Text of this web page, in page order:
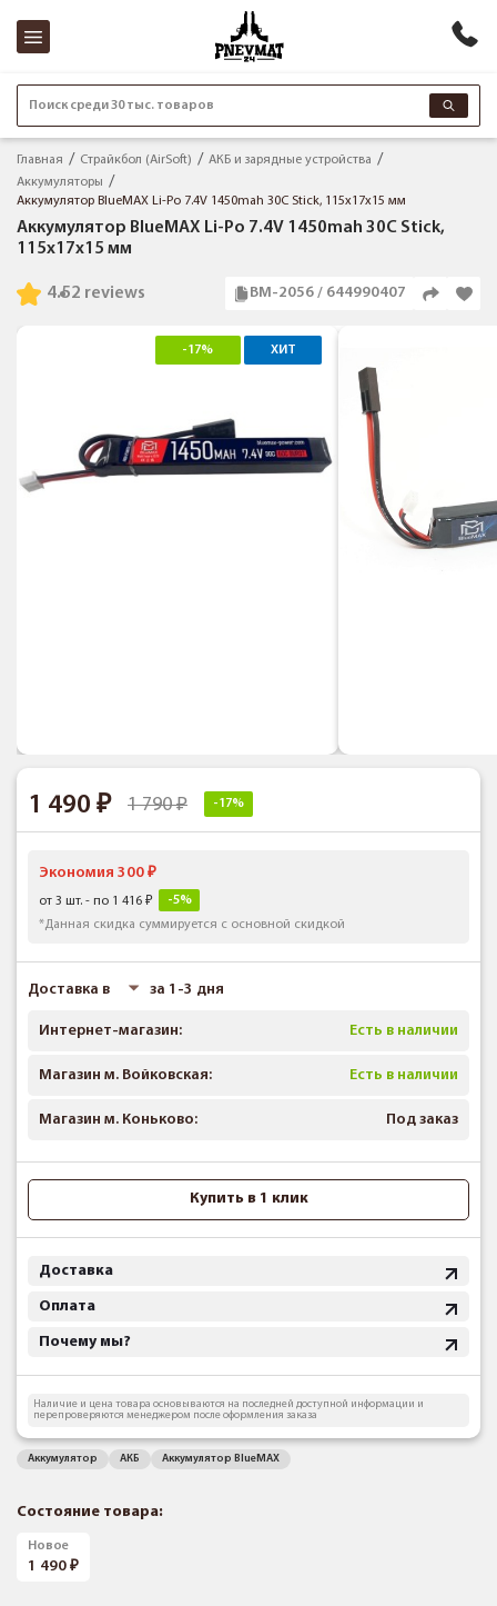
Поиск среди 30 тыс. товаров
Главная Страйкбол (AirSoft)
АКБ и зарядные устройства
Аккумуляторы
Аккумулятор BlueMAX Li-Po 7.4V 1450mah 30C Stick, 115x17x15 мм
Аккумулятор BlueMAX Li-Po 7.4V 1450mah 30C Stick,
115x17x15 мм
2 reviews
4.5 BM-2056 / 644990407
-17% ХИТ
1 490 1 790 -17%
Экономия 300
от 3 шт. - по 1 416
-5%
*Данная скидка суммируется с основной скидкой
Доставка в за 1-3 дня
Интернет-магазин: Есть в наличии
Магазин м. Войковская: Есть в наличии
Магазин м. Коньково: Под заказ
Купить в 1 клик
Доставка
Оплата
Почему мы?
Наличие и цена товара основываются на последней доступной информации и
перепроверяются менеджером после оформления заказа
Аккумулятор АКБ Аккумулятор BlueMAX
Состояние товара:
Новое
1 490